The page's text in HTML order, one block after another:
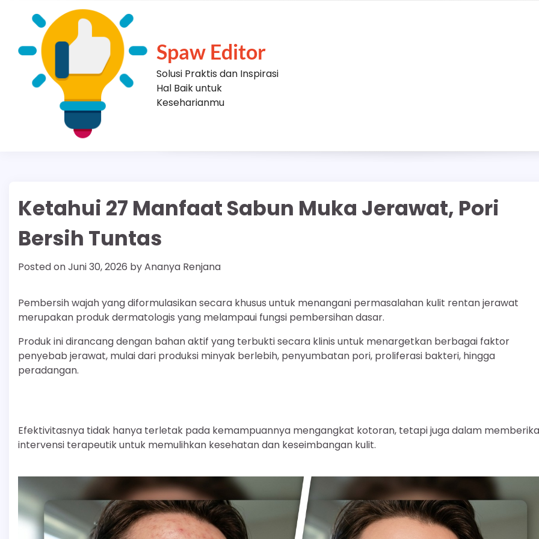
Spaw Editor
Solusi Praktis dan Inspirasi
Hal Baik untuk
Keseharianmu
Ketahui 27 Manfaat Sabun Muka Jerawat, Pori
Bersih Tuntas
Posted onJuni 30, 2026 byAnanya Renjana
Pembersih wajah yang diformulasikan secara khusus untuk menangani permasalahan kulit rentan jerawat
merupakan produk dermatologis yang melampaui fungsi pembersihan dasar.
Produk ini dirancang dengan bahan aktif yang terbukti secara klinis untuk menargetkan berbagai faktor
penyebab jerawat, mulai dari produksi minyak berlebih, penyumbatan pori, proliferasi bakteri, hingga
peradangan.
Efektivitasnya tidak hanya terletak pada kemampuannya mengangkat kotoran, tetapi juga dalam
intervensi terapeutik untuk memulihkan kesehatan dan keseimbangan kulit.